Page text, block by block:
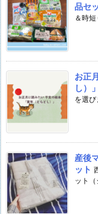
品セ
＆時
お正
し）」
を選
産後
ット
ット